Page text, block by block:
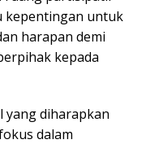
kepentingan untuk
harapan demi
kepada
yang diharapkan
dalam